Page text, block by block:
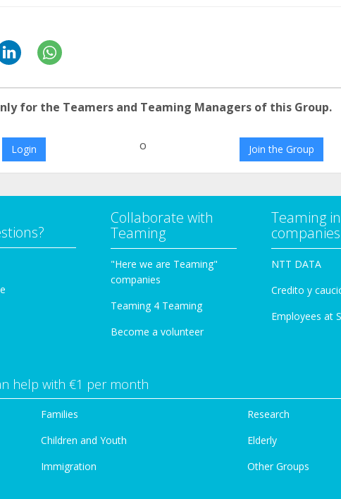
for the Teamers and Teaming Managers of this Group.
Login o Join the Group
Collaborate with
Teaming
"Here we are Teaming"
companies
Teaming 4 Teaming
Become a volunteer
Teaming in
companies
NTT DATA
Credito y
Employees at
help with €1 per month
Families
Children and Youth
Immigration
Research
Elderly
Other Groups